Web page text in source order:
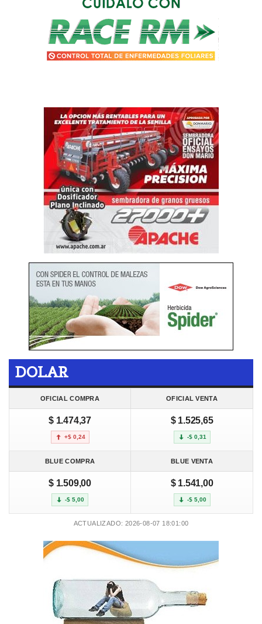
DOLAR
OFICIAL COMPRA OFICIAL VENTA
$ 1.474,37
+$ 0,24
$ 1.525,65
-$ 0,31
BLUE COMPRA BLUE VENTA
$ 1.509,00
-$ 5,00
$ 1.541,00
-$ 5,00
ACTUALIZADO: 2026-08-07 18:01:00